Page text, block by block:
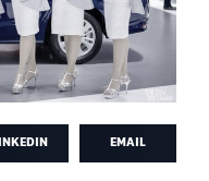
EMAIL